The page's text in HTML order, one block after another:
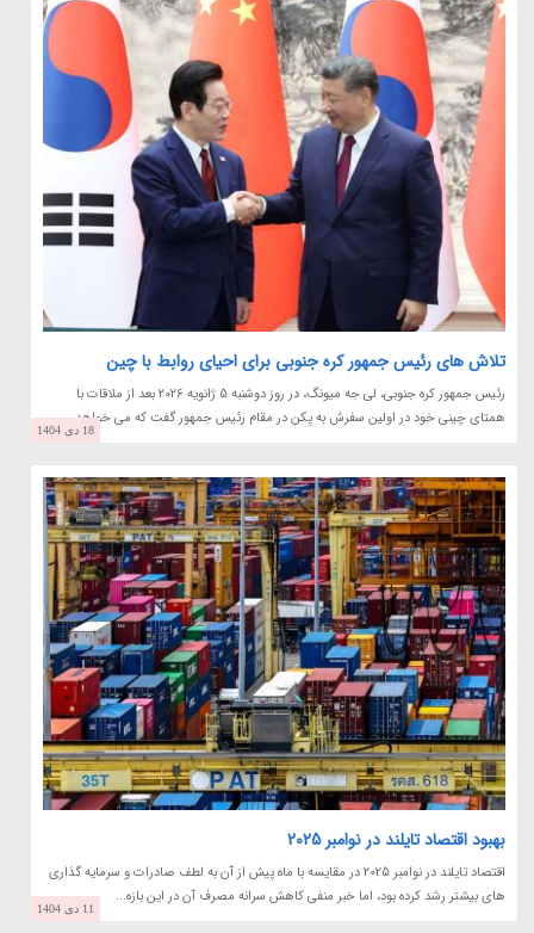
تلاش های رئیس جمهور کره جنوبی برای احیای روابط با چین
رئیس جمهور کره جنوبی، لی جه میونگ، در روز دوشنبه 5 ژانویه 2026 بعد از ملاقات با
همتای چینی خود در اولین سفرش به پکن در مقام رئیس جمهور گفت که می خواهد...
18 دی 1404
بهبود اقتصاد تایلند در نوامبر 2025
اقتصاد تایلند در نوامبر 2025 در مقایسه با ماه پیش از آن به لطف صادرات و سرمایه گذاری
های بیشتر رشد کرده بود، اما خبر منفی کاهش سرانه مصرف آن در این بازه...
11 دی 1404